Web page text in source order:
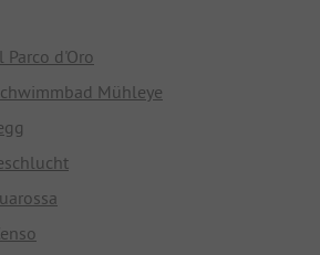
Parco d'Oro
Mühleye